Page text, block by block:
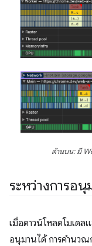
ด้านบน: มี
ระหว่างการอ
เมื่อดาวน์โหลดโมเดล
อนุมานได้ การคํานวณ